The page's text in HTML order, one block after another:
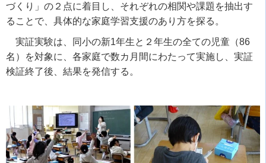
づくり」の２点に着目し、それぞれの相関や課題を抽出す
ることで、具体的な家庭学習支援のあり方を探る。
実証実験は、同小の新1年生と２年生の全ての児童（86
名）を対象に、各家庭で数カ月間にわたって実施し、実証
検証終了後、結果を発信する。